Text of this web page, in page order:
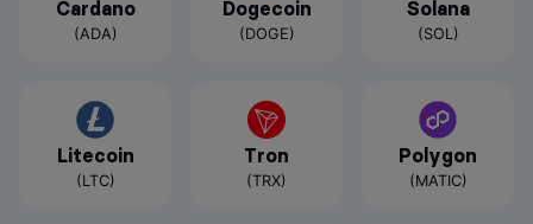
Cardano
(ADA)
Dogecoin
(DOGE)
Solana
(SOL)
Litecoin
(LTC)
Tron
(TRX)
Polygon
(MATIC)